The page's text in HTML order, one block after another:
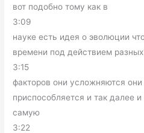
вот подобно тому как в
3:09
науке есть идея о эволюции
времени под действием разных
3:15
факторов они усложняются
приспособляется и так далее
самую
3:22